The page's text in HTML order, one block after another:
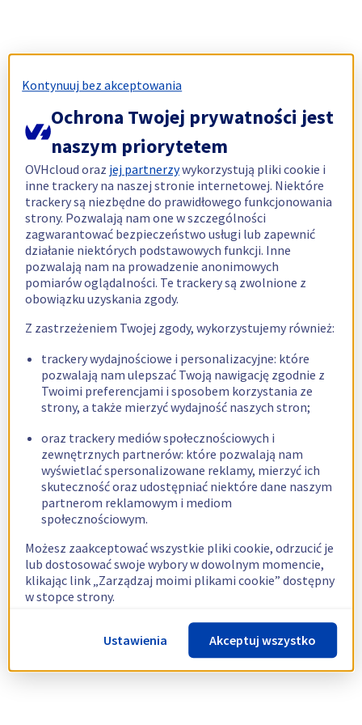
Kontynuuj bez akceptowania
Ochrona Twojej prywatności jest
naszym priorytetem
OVHcloud oraz jej partnerzywykorzystują pliki cookie i
inne trackery na naszej stronie internetowej. Niektóre
trackery są niezbędne do prawidłowego funkcjonowania
strony. Pozwalają nam one w szczególności
zagwarantować bezpieczeństwo usługi lub zapewnić
działanie niektórych podstawowych funkcji. Inne
pozwalają nam na prowadzenie anonimowych
pomiarów oglądalności. Te trackery są zwolnione z
obowiązku uzyskania zgody.
Z zastrzeżeniem Twojej zgody, wykorzystujemy również:
trackery wydajnościowe i personalizacyjne: które
pozwalają nam ulepszać Twoją nawigację zgodnie z
Twoimi preferencjami i sposobem korzystania ze
strony, a także mierzyć wydajność naszych stron;
oraz trackery mediów społecznościowych i
zewnętrznych partnerów: które pozwalają nam
wyświetlać spersonalizowane reklamy, mierzyć ich
skuteczność oraz udostępniać niektóre dane naszym
partnerom reklamowym i mediom
społecznościowym.
Możesz zaakceptować wszystkie pliki cookie, odrzucić je
lub dostosować swoje wybory w dowolnym momencie,
klikając link „Zarządzaj moimi plikami cookie” dostępny
w stopce strony.
Więcej informacji znajdziesz w naszejpolityce
dotyczącej wykorzystywania plików cookie.
Ustawienia Akceptuj wszystko